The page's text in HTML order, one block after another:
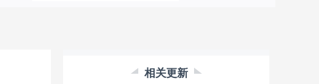
相关更新